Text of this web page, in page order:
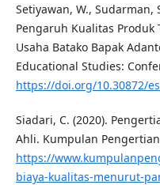
Setiyawan, W., Sudarman,
Pengaruh Kualitas Produk
Usaha Batako Bapak
Educational Studies:
https://doi.org/10.30872/
Siadari, C. (2020).
Ahli. Kumpulan
https://
biaya-kualitas-menurut-